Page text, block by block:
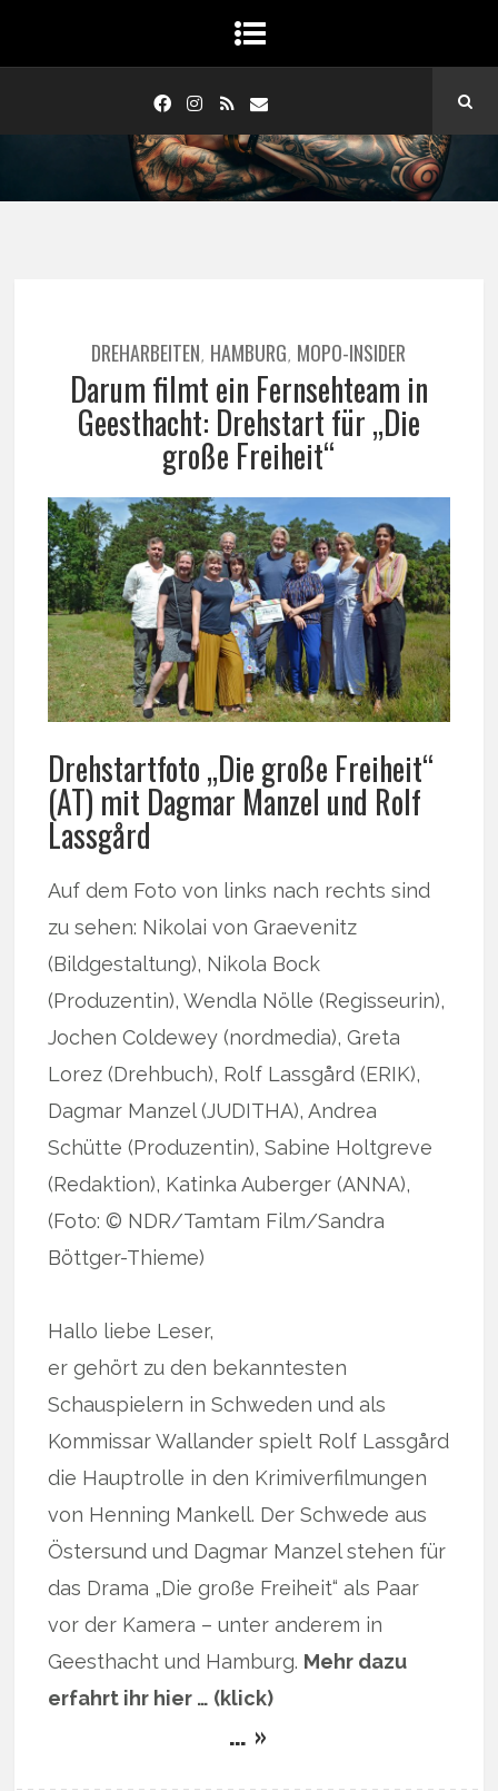
DREHARBEITEN, HAMBURG, MOPO-INSIDER
Darum filmt ein Fernsehteam in
Geesthacht: Drehstart für „Die
große Freiheit“
Drehstartfoto „Die große Freiheit“
(AT) mit Dagmar Manzel und Rolf
Lassgård
Auf dem Foto von links nach rechts sind
zu sehen: Nikolai von Graevenitz
(Bildgestaltung), Nikola Bock
(Produzentin), Wendla Nölle (Regisseurin),
Jochen Coldewey (nordmedia), Greta
Lorez (Drehbuch), Rolf Lassgård (ERIK),
Dagmar Manzel (JUDITHA), Andrea
Schütte (Produzentin), Sabine Holtgreve
(Redaktion), Katinka Auberger (ANNA),
(Foto: © NDR/Tamtam Film/Sandra
Böttger-Thieme)
Hallo liebe Leser,
er gehört zu den bekanntesten
Schauspielern in Schweden und als
Kommissar Wallander spielt Rolf Lassgård
die Hauptrolle in den Krimiverfilmungen
von Henning Mankell. Der Schwede aus
Östersund und Dagmar Manzel stehen für
das Drama „Die große Freiheit“ als Paar
vor der Kamera – unter anderem in
Geesthacht und Hamburg. Mehr dazu
erfahrt ihr hier … (klick)
… »